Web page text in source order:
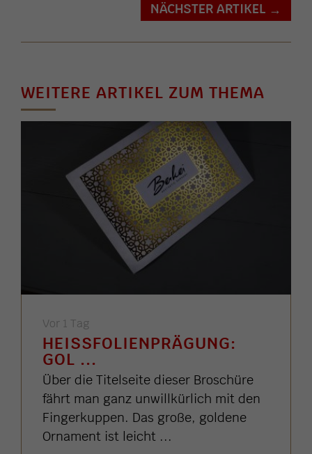
NÄCHSTER ARTIKEL →
WEITERE ARTIKEL ZUM THEMA
Vor 1 Tag
HEISSFOLIENPRÄGUNG: G
OL ...
Über die Titelseite dieser Broschüre
fährt man ganz unwillkürlich mit den
Fingerkuppen. Das große, goldene
Ornament ist leicht ...